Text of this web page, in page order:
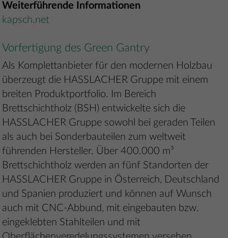
Weiterführende Informationen
kapsch.net
Vorfertigung des Green Gantry
Als Komplettanbieter für den modernen Holzbau
überzeugt die HASSLACHER Gruppe mit einem
breiten Produktportfolio. Im Bereich
Brettschichtholz (BSH) entwickelte sich die
HASSLACHER Gruppe sowohl bei geraden Teilen
als auch bei Sonderbauteilen zum weltweit
führenden Hersteller. Über 400.000 m³
Brettschichtholz werden an fünf Standorten der
HASSLACHER Gruppe in Österreich, Deutschland
und Spanien produziert und können auf Wunsch
auch mit CNC-Abbund, mit eingebauten bzw.
eingeklebten Stahlteilen und mit